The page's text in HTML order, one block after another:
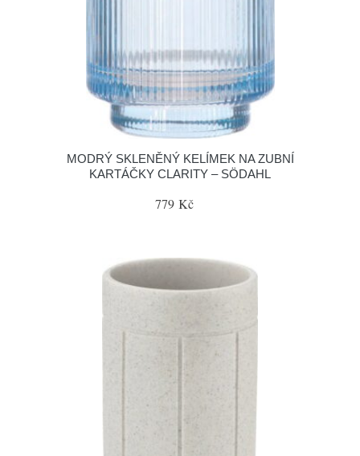
MODRÝ SKLENĚNÝ KELÍMEK NA ZUBNÍ
KARTÁČKY CLARITY – SÖDAHL
779 Kč